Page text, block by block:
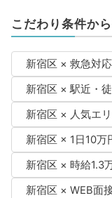
こだわり条件か
新宿区 × 救急対
新宿区 × 駅近・
新宿区 × 人気エ
新宿区 × 1日10万
新宿区 × 時給1.3
新宿区 × WEB面